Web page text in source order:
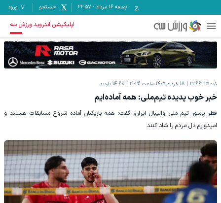
جمعه ۱۶ مرداد -
22:57 جستجو ورود
اپلیکیشن اندروید ورزش سه
کد: 2366325 18 خرداد 1405 ساعت 21:26 14.6K بازدید
خبر خوب پدیده تیم‌ملی: همه آماده‌ایم
قطر پاسور تیم ملی والیبال ایران، گفت: همه بازیکنان آماده شروع مسابقات هستند و
امیدوارم دل مردم را شاد کنند.